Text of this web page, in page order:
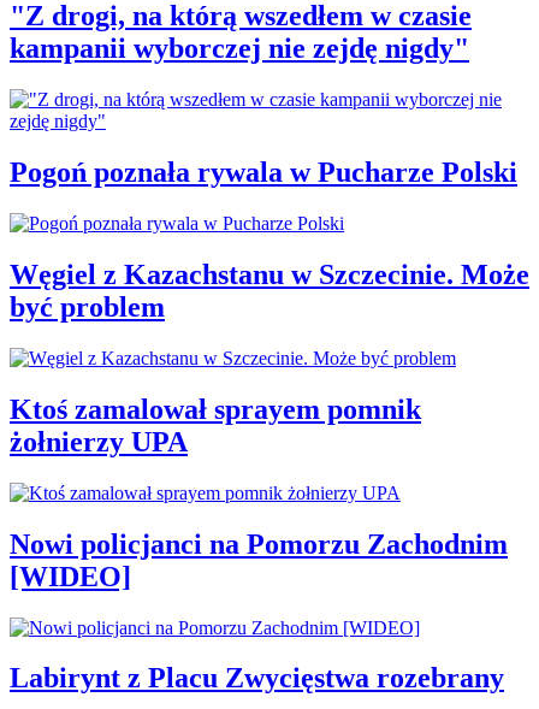
"Z drogi, na którą wszedłem w czasie
kampanii wyborczej nie zejdę nigdy"
Pogoń poznała rywala w Pucharze Polski
Węgiel z Kazachstanu w Szczecinie. Może
być problem
Ktoś zamalował sprayem pomnik
żołnierzy UPA
Nowi policjanci na Pomorzu Zachodnim
[WIDEO]
Labirynt z Placu Zwycięstwa rozebrany